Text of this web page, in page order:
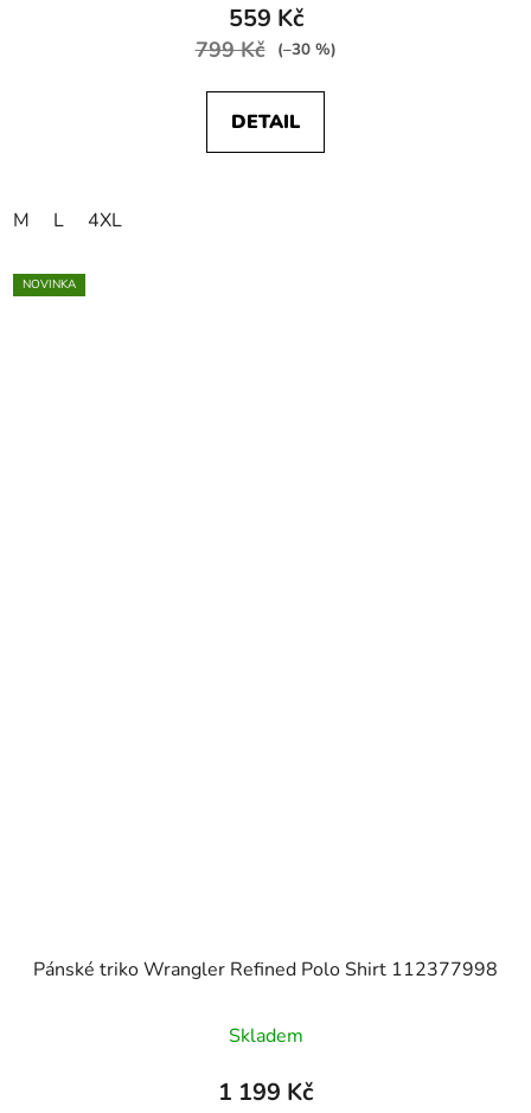
559 Kč
799 Kč (–30 %)
DETAIL
M L 4XL
NOVINKA
Pánské triko Wrangler Refined Polo Shirt 112377998
Skladem
1 199 Kč